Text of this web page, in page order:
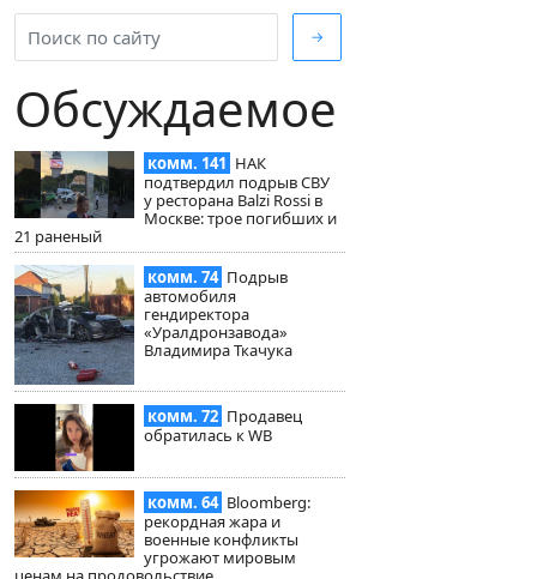
→
Обсуждаемое
комм. 141 НАК
подтвердил подрыв СВУ
у ресторана Balzi Rossi в
Москве: трое погибших и
21 раненый
комм. 74 Подрыв
автомобиля
гендиректора
«Уралдронзавода»
Владимира Ткачука
комм. 72 Продавец
обратилась к WB
комм. 64 Bloomberg:
рекордная жара и
военные конфликты
угрожают мировым